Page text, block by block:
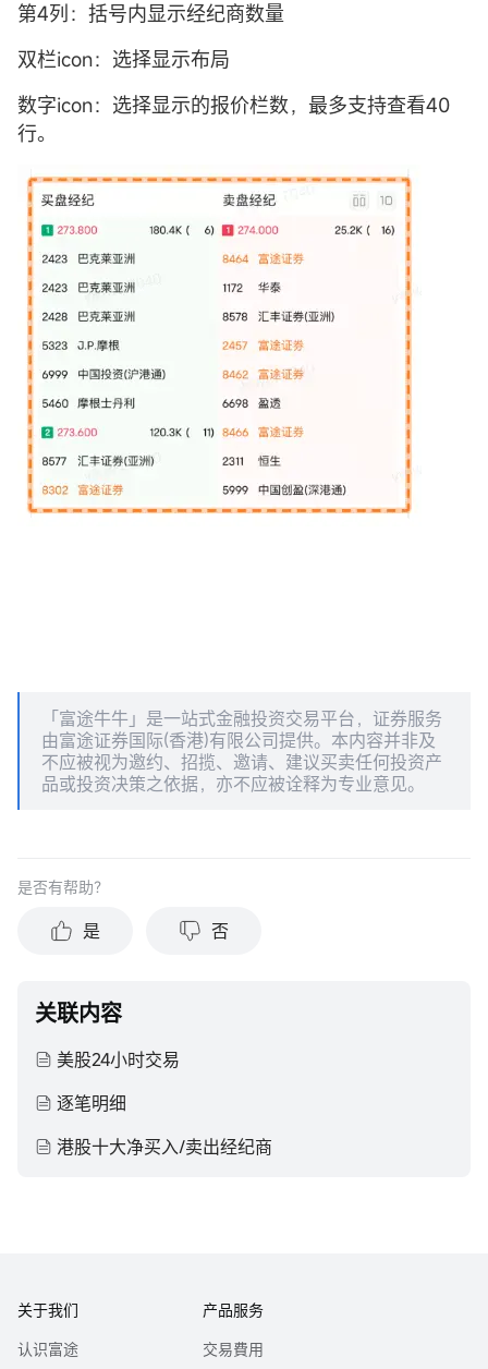
第4列：括号内显示经纪商数量
双栏icon：选择显示布局
数字icon：选择显示的报价栏数，最多支持查看40
行。
「富途牛牛」是一站式金融投资交易平台，证券服务
由富途证券国际(香港)有限公司提供。本内容并非及
不应被视为邀约、招揽、邀请、建议买卖任何投资产
品或投资决策之依据，亦不应被诠释为专业意见。
是否有帮助？
是 否
关联内容
美股24小时交易
逐笔明细
港股十大净买入/卖出经纪商
关于我们
认识富途
产品服务
交易費用